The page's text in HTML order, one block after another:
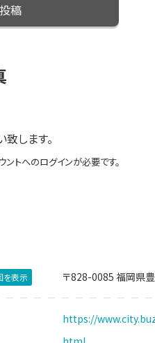
稿
します。
トへのログインが必要です。
を表示 〒828-0085 福岡県
https://